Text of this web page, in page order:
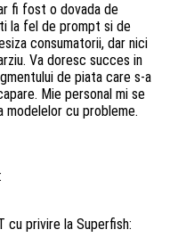
fi fost o dovada de
la fel de prompt si de
consumatorii, dar nici
Va doresc succes in
de piata care s-a
Mie personal mi se
modelelor cu probleme.
cu privire la Superfish: